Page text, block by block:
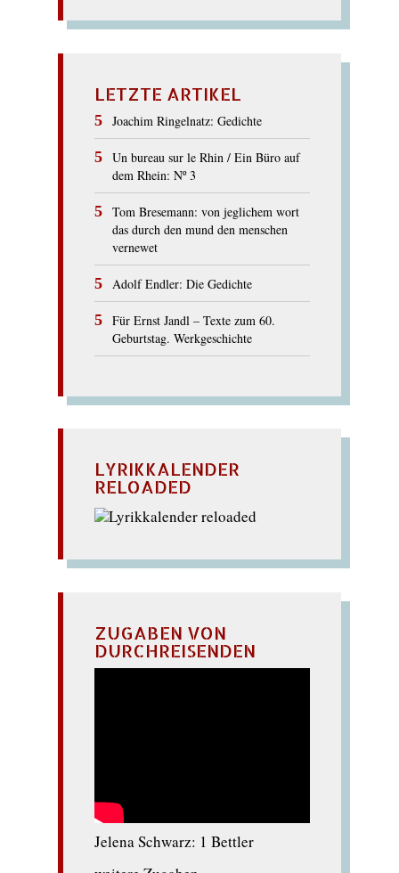
LETZTE ARTIKEL
Joachim Ringelnatz: Gedichte
Un bureau sur le Rhin / Ein Büro auf
dem Rhein: Nº 3
Tom Bresemann: von jeglichem wort
das durch den mund den menschen
vernewet
Adolf Endler: Die Gedichte
Für Ernst Jandl – Texte zum 60.
Geburtstag. Werkgeschichte
LYRIKKALENDER
RELOADED
ZUGABEN VON
DURCHREISENDEN
Jelena Schwarz: 1 Bettler